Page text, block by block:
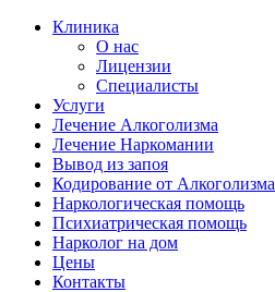
Клиника
О нас
Лицензии
Специалисты
Услуги
Лечение Алкоголизма
Лечение Наркомании
Вывод из запоя
Кодирование от Алкоголизма
Наркологическая помощь
Психиатрическая помощь
Нарколог на дом
Цены
Контакты